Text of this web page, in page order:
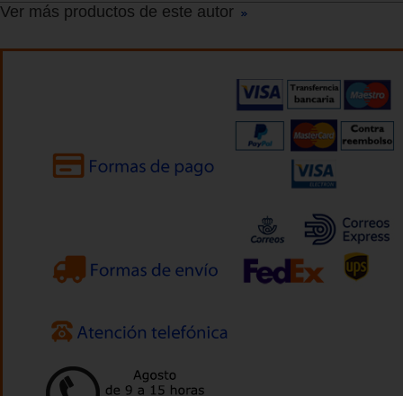
Ver más productos de este autor